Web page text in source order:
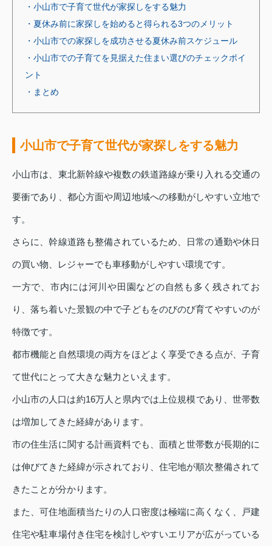
・小山市で子育て世代が家探しをする魅力
・夏休み前に家探しを始めると得られる3つのメリット
・小山市での家探しを成功させる夏休み前スケジュール
・小山市での子育てを見据えた住まい選びのチェックポイ
ント
・まとめ
小山市で子育て世代が家探しをする魅力
小山市は、東北新幹線や複数の鉄道路線が乗り入れる交通の
要衝であり、都心方面や周辺地域への移動がしやすい立地で
す。
さらに、幹線道路も整備されているため、日常の通勤や休日
の買い物、レジャーでも車移動がしやすい環境です。
一方で、市内には河川や田園などの自然も多く残されてお
り、落ち着いた景観の中で子どもをのびのび育てやすいのが
特徴です。
都市機能と自然環境の両方をほどよく享受できる点が、子育
て世代にとって大きな魅力といえます。
小山市の人口は約16万人と県内では上位規模であり、世帯数
は増加してきた経緯があります。
市の住生活に関する計画資料でも、面積と世帯数が長期的に
は伸びてきた経緯が示されており、住宅地が順次整備されて
きたことが分かります。
また、可住地面積当たりの人口密度は極端に高くなく、戸建
住宅や駐車場付き住宅を検討しやすいエリアが広がっている